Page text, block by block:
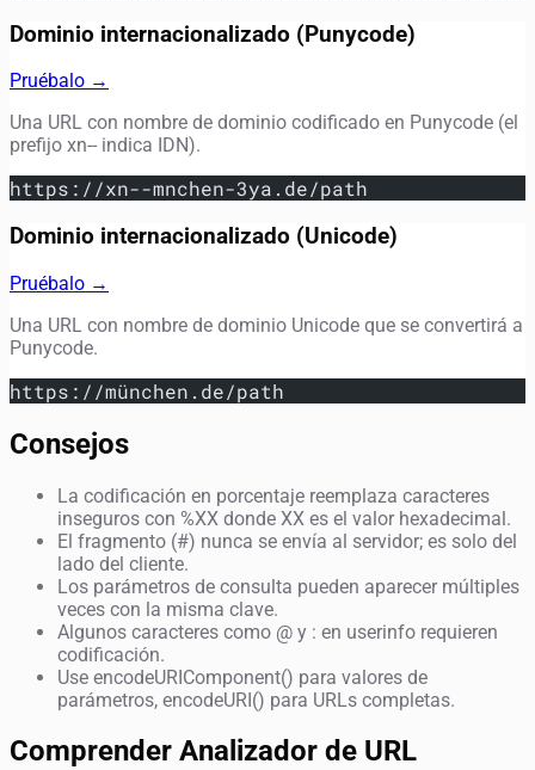
Dominio internacionalizado (Punycode)
Pruébalo →
Una URL con nombre de dominio codificado en Punycode (el
prefijo xn-- indica IDN).
https://xn--mnchen-3ya.de/path
Dominio internacionalizado (Unicode)
Pruébalo →
Una URL con nombre de dominio Unicode que se convertirá a
Punycode.
https://münchen.de/path
Consejos
La codificación en porcentaje reemplaza caracteres
inseguros con %XX donde XX es el valor hexadecimal.
El fragmento (#) nunca se envía al servidor; es solo del
lado del cliente.
Los parámetros de consulta pueden aparecer múltiples
veces con la misma clave.
Algunos caracteres como @ y : en userinfo requieren
codificación.
Use encodeURIComponent() para valores de
parámetros, encodeURI() para URLs completas.
Comprender Analizador de URL